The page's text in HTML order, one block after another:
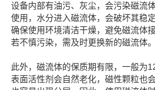
设备内部有油污、灰尘，会污染磁流
使用，水分进入磁流体，会破坏其稳
确保使用环境清洁干燥，避免磁流体
若不慎污染，需及时更换新的磁流体。
此外，磁流体的保质期有限，一般为
表面活性剂会自然老化，磁性颗粒也